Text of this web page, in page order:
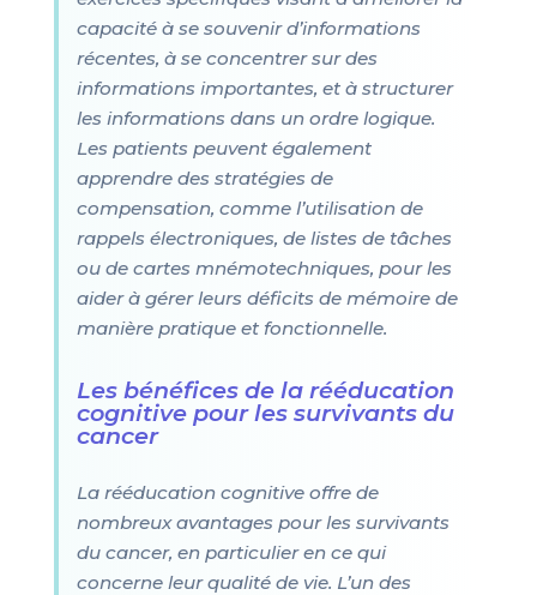
capacité à se souvenir d’informations
récentes, à se concentrer sur des
informations importantes, et à structurer
les informations dans un ordre logique.
Les patients peuvent également
apprendre des stratégies de
compensation, comme l’utilisation de
rappels électroniques, de listes de tâches
ou de cartes mnémotechniques, pour les
aider à gérer leurs déficits de mémoire de
manière pratique et fonctionnelle.
Les bénéfices de la rééducation
cognitive pour les survivants du
cancer
La rééducation cognitive offre de
nombreux avantages pour les survivants
du cancer, en particulier en ce qui
concerne leur qualité de vie. L’un des